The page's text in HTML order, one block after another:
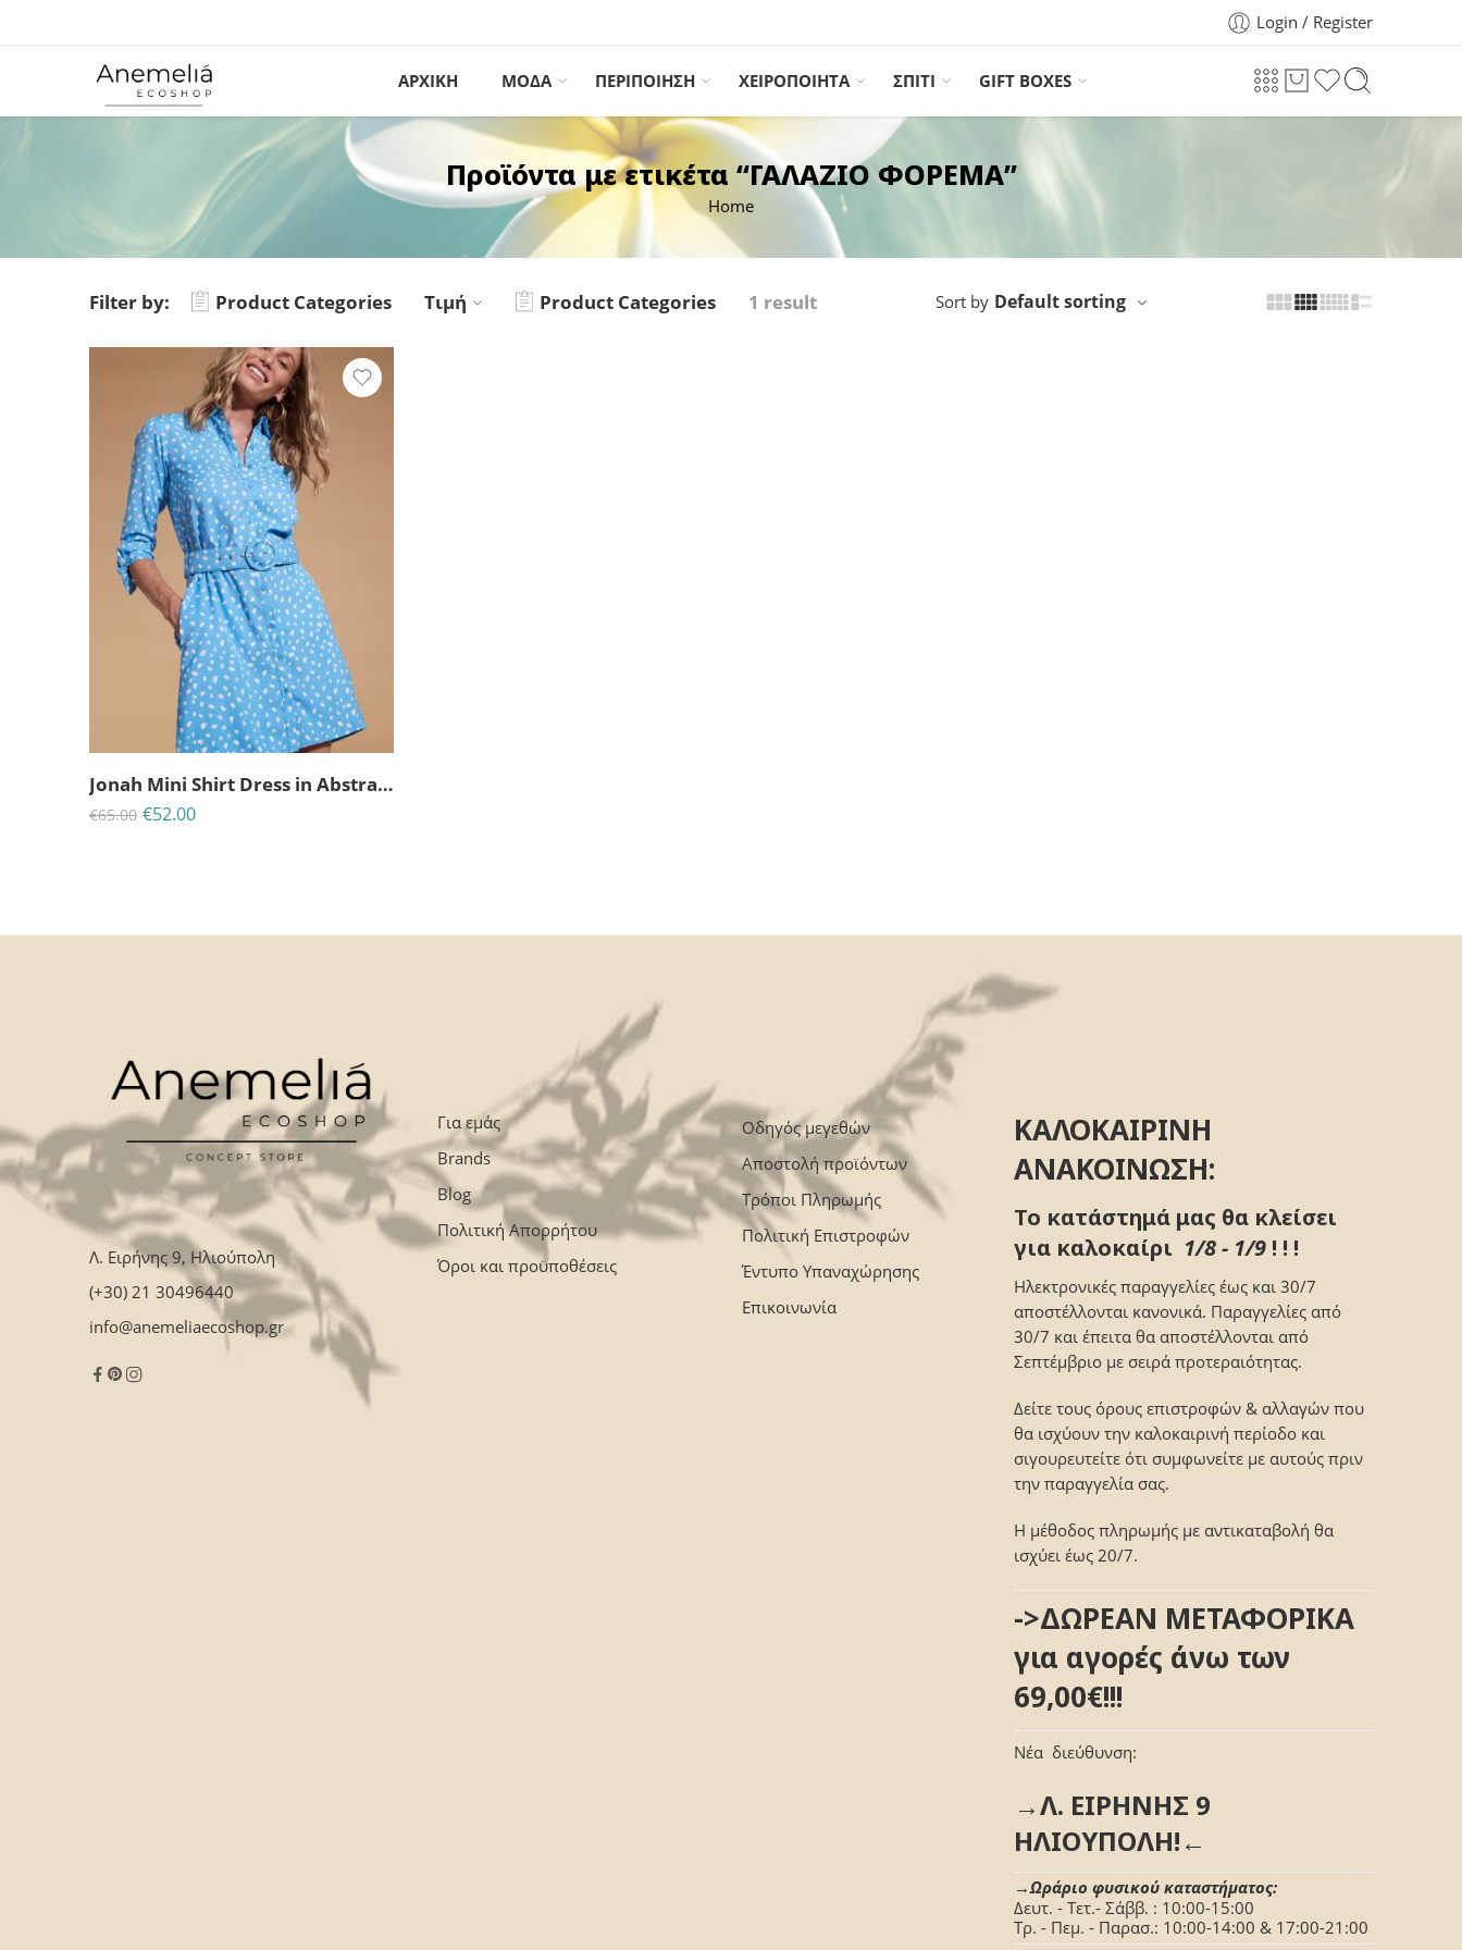
Login / Register
ΑΡΧΙΚΗ ΜΟΔΑ ΠΕΡΙΠΟΙΗΣΗ ΧΕΙΡΟΠΟΙΗΤΑ ΣΠΙΤΙ GIFT BOXES
Προϊόντα με ετικέτα “ΓΑΛΑΖΙΟ ΦΟΡΕΜΑ”
Home
Filter by: Product Categories Τιμή Product Categories 1 result Sort by Default sorting
Jonah Mini Shirt Dress in Abstract White on Blue-Dancing Leopard
€65.00 €52.00
UK:10-(Small)
UK:12-(Medium)
UK:14-(Large)
Λ. Ειρήνης 9, Ηλιούπολη
(+30) 21 30496440
info@anemeliaecoshop.gr
Για εμάς
Brands
Blog
Πολιτική Απορρήτου
Όροι και προϋποθέσεις
Οδηγός μεγεθών
Αποστολή προϊόντων
Τρόποι Πληρωμής
Πολιτική Επιστροφών
Έντυπο Υπαναχώρησης
Επικοινωνία
ΚΑΛΟΚΑΙΡΙΝΗ
ΑΝΑΚΟΙΝΩΣΗ:
Το κατάστημά μας θα κλείσει
για καλοκαίρι 1/8 - 1/9 ! ! !
Ηλεκτρονικές παραγγελίες έως και 30/7
αποστέλλονται κανονικά. Παραγγελίες από
30/7 και έπειτα θα αποστέλλονται από
Σεπτέμβριο με σειρά προτεραιότητας.
Δείτε τους όρους επιστροφών & αλλαγών που
θα ισχύουν την καλοκαιρινή περίοδο και
σιγουρευτείτε ότι συμφωνείτε με αυτούς πριν
την παραγγελία σας.
Η μέθοδος πληρωμής με αντικαταβολή θα
ισχύει έως 20/7.
->ΔΩΡΕΑΝ ΜΕΤΑΦΟΡΙΚΑ
για αγορές άνω των
69,00€!!!
Νέα διεύθυνση:
→Λ. ΕΙΡΗΝΗΣ 9
ΗΛΙΟΥΠΟΛΗ!←
→Ωράριο φυσικού καταστήματος:
Δευτ. - Τετ.- Σάββ. : 10:00-15:00
Τρ. - Πεμ. - Παρασ.: 10:00-14:00 & 17:00-21:00